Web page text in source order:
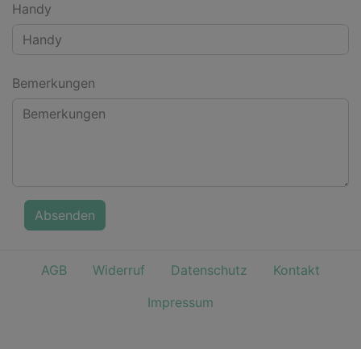
Handy
Bemerkungen
Absenden
AGB Widerruf Datenschutz
Kontakt
Impressum